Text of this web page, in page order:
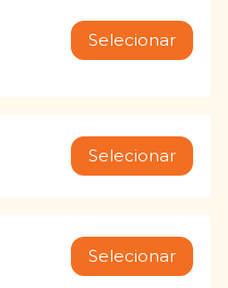
Selecionar
Selecionar
Selecionar